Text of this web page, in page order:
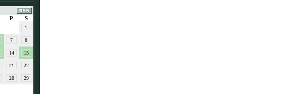
P S
1
7 8
14 15
21 22
28 29